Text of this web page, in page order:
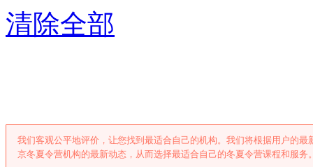
清除全部
我们客观公平地评价，让您找到最适合自己的机构。我们将根据用户的
京冬夏令营机构的最新动态，从而选择最适合自己的冬夏令营课程和服务